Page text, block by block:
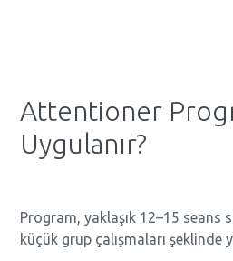
Attentioner
Uygulanır?
Program, yaklaşık 12–15 seans
küçük grup çalışmaları şeklinde